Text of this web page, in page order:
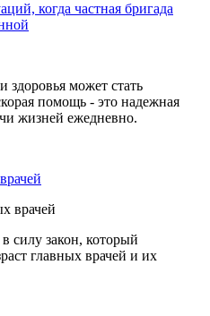
когда частная бригада
может стать
помощь - это надежная
жизней ежедневно.
силу закон, который
главных врачей и их